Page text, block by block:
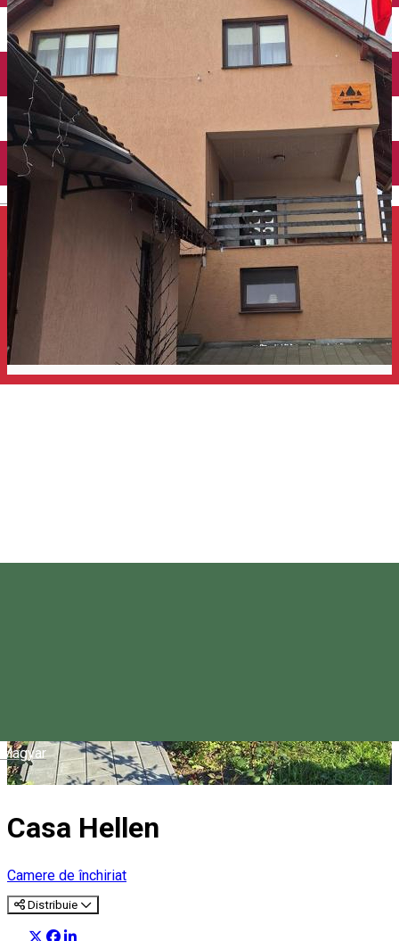
English
Magyar
Închirieri de biciclete
Casa Hellen
Camere de închiriat
Distribuie